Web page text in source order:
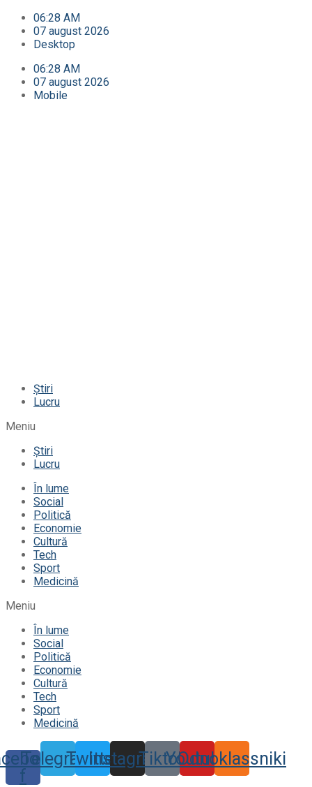
06:28 AM
07 august 2026
Desktop
06:28 AM
07 august 2026
Mobile
Știri
Lucru
Meniu
Știri
Lucru
În lume
Social
Politică
Economie
Cultură
Tech
Sport
Medicină
Meniu
În lume
Social
Politică
Economie
Cultură
Tech
Sport
Medicină
f
TelegramTwitter
Instagram
TiktokYoutube
Odnoklassniki